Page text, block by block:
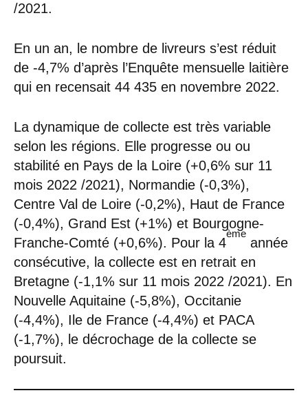
/2021.
En un an, le nombre de livreurs s’est réduit
de -4,7% d’après l’Enquête mensuelle laitière
qui en recensait 44 435 en novembre 2022.
La dynamique de collecte est très variable
selon les régions. Elle progresse ou ou
stabilité en Pays de la Loire (+0,6% sur 11
mois 2022 /2021), Normandie (-0,3%),
Centre Val de Loire (-0,2%), Haut de France
(-0,4%), Grand Est (+1%) et Bourgogne-
Franche-Comté (+0,6%). Pour la 4
ème
année
consécutive, la collecte est en retrait en
Bretagne (-1,1% sur 11 mois 2022 /2021). En
Nouvelle Aquitaine (-5,8%), Occitanie
(-4,4%), Ile de France (-4,4%) et PACA
(-1,7%), le décrochage de la collecte se
poursuit.